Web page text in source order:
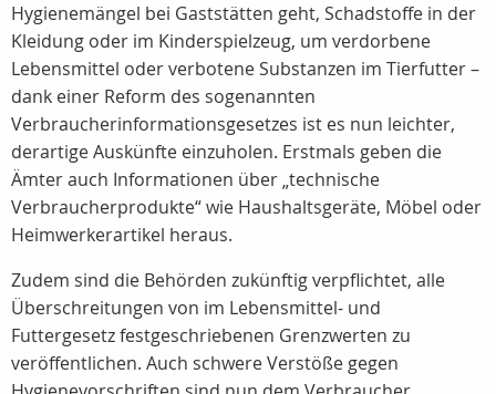
Hygienemängel bei Gaststätten geht, Schadstoffe in der
Kleidung oder im Kinderspielzeug, um verdorbene
Lebensmittel oder verbotene Substanzen im Tierfutter –
dank einer Reform des sogenannten
Verbraucherinformationsgesetzes ist es nun leichter,
derartige Auskünfte einzuholen. Erstmals geben die
Ämter auch Informationen über „technische
Verbraucherprodukte“ wie Haushaltsgeräte, Möbel oder
Heimwerkerartikel heraus.
Zudem sind die Behörden zukünftig verpflichtet, alle
Überschreitungen von im Lebensmittel- und
Futtergesetz festgeschriebenen Grenzwerten zu
veröffentlichen. Auch schwere Verstöße gegen